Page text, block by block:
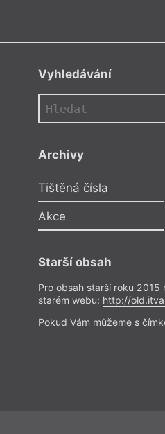
JK
Johana
Reflektuje Jára Kahovcová
Pro předplatitele
Recenze a reflexe– Recenze
Z čísla 12/2019
Vyhledávání
Archivy
Tištěná čísla
Akce
Starší obsah
Pro obsah starší roku
starém webu: http://
Pokud Vám můžeme s